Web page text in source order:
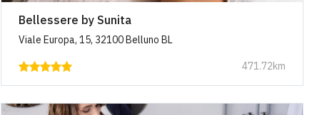
Bellessere by Sunita
Viale Europa, 15, 32100 Belluno BL
471.72km